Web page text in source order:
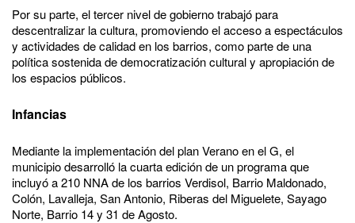
Por su parte, el tercer nivel de gobierno trabajó para
descentralizar la cultura, promoviendo el acceso a espectáculos
y actividades de calidad en los barrios, como parte de una
política sostenida de democratización cultural y apropiación de
los espacios públicos.
Infancias
Mediante la implementación del plan Verano en el G, el
municipio desarrolló la cuarta edición de un programa que
incluyó a 210 NNA de los barrios Verdisol, Barrio Maldonado,
Colón, Lavalleja, San Antonio, Riberas del Miguelete, Sayago
Norte, Barrio 14 y 31 de Agosto.